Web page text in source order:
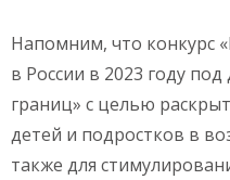
Напомним, что конкурс
в России в 2023 году
границ» с целью
детей и подростков в
также для